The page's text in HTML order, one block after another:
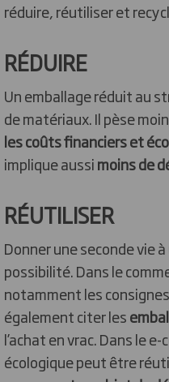
réduire, réutiliser et
RÉDUIRE
Un emballage réduit au
de matériaux. Il pèse
les coûts financiers et
implique aussimoins de
RÉUTILISER
Donner une seconde vie
possibilité. Dans le
notamment les
également citer les
l’achat en vrac. Dans le
écologique peut être